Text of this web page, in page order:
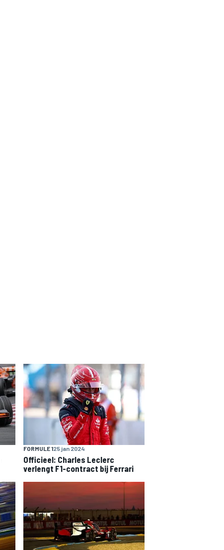
FORMULE 125 jan 2024
Officieel: Charles Leclerc
verlengt F1-contract bij Ferrari